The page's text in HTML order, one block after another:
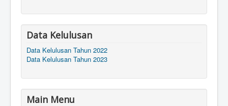
Data Kelulusan
Data Kelulusan Tahun 2022
Data Kelulusan Tahun 2023
Main Menu